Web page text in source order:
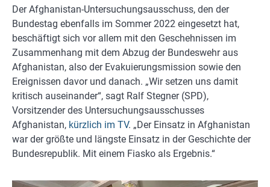
Der Afghanistan-Untersuchungsausschuss, den der
Bundestag ebenfalls im Sommer 2022 eingesetzt hat,
beschäftigt sich vor allem mit den Geschehnissen im
Zusammenhang mit dem Abzug der Bundeswehr aus
Afghanistan, also der Evakuierungsmission sowie den
Ereignissen davor und danach. „Wir setzen uns damit
kritisch auseinander“, sagt Ralf Stegner (SPD),
Vorsitzender des Untersuchungsausschusses
Afghanistan, kürzlich im TV. „Der Einsatz in Afghanistan
war der größte und längste Einsatz in der Geschichte der
Bundesrepublik. Mit einem Fiasko als Ergebnis.“